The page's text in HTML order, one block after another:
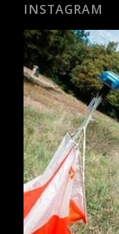
INSTAGRAM